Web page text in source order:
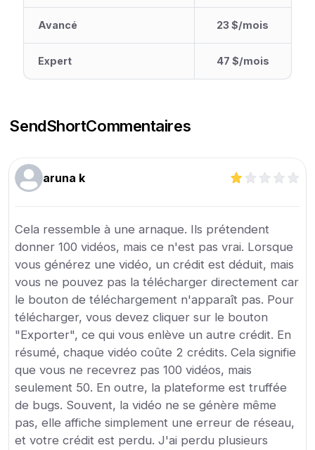
Avancé 23 $/mois
Expert 47 $/mois
SendShortCommentaires
aruna k
Cela ressemble à une arnaque. Ils prétendent
donner 100 vidéos, mais ce n'est pas vrai. Lorsque
vous générez une vidéo, un crédit est déduit, mais
vous ne pouvez pas la télécharger directement car
le bouton de téléchargement n'apparaît pas. Pour
télécharger, vous devez cliquer sur le bouton
"Exporter", ce qui vous enlève un autre crédit. En
résumé, chaque vidéo coûte 2 crédits. Cela signifie
que vous ne recevrez pas 100 vidéos, mais
seulement 50. En outre, la plateforme est truffée
de bugs. Souvent, la vidéo ne se génère même
pas, elle affiche simplement une erreur de réseau,
et votre crédit est perdu. J'ai perdu plusieurs